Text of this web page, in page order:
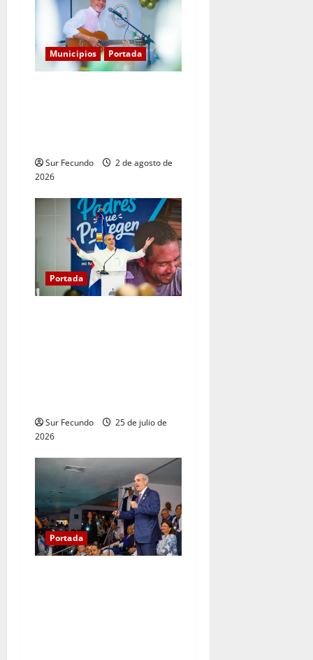
Municipios Portada
Sur Fecundo
2 de agosto de
2026
Portada
Sur Fecundo
25 de julio de
2026
Portada